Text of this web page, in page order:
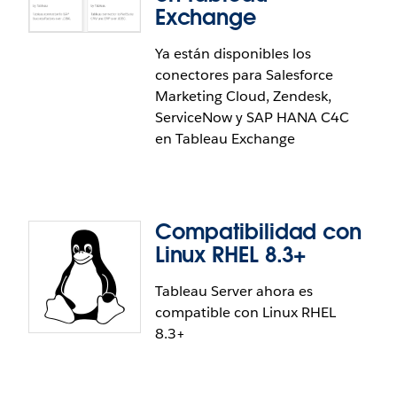
Correos electrónicos de suscripción
de finalización del flujo
Una vez que el usuario se suscribe a sí mismo y a su
equipo, los correos electrónicos de finalización del
haya datos actualizados listos para usar.
Exchange
Ya están disponibles los
conectores para Salesforce
Marketing Cloud, Zendesk,
ServiceNow y SAP HANA C4C
en Tableau Exchange
Nuevos conectores en Tableau
Compatibilidad con
Linux RHEL 8.3+
Tableau Server ahora es
compatible con Linux RHEL
8.3+